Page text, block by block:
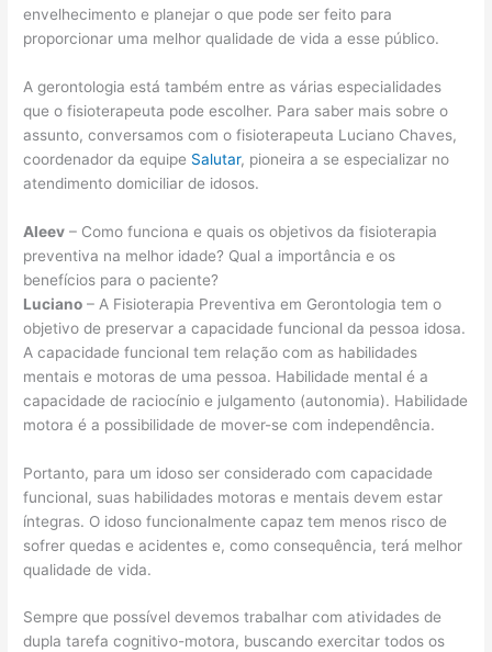
envelhecimento e planejar o que pode ser feito para
proporcionar uma melhor qualidade de vida a esse público.
A gerontologia está também entre as várias especialidades
que o fisioterapeuta pode escolher. Para saber mais sobre o
assunto, conversamos com o fisioterapeuta Luciano Chaves,
coordenador da equipe Salutar, pioneira a se especializar no
atendimento domiciliar de idosos.
Aleev – Como funciona e quais os objetivos da fisioterapia
preventiva na melhor idade? Qual a importância e os
benefícios para o paciente?
Luciano – A Fisioterapia Preventiva em Gerontologia tem o
objetivo de preservar a capacidade funcional da pessoa idosa.
A capacidade funcional tem relação com as habilidades
mentais e motoras de uma pessoa. Habilidade mental é a
capacidade de raciocínio e julgamento (autonomia). Habilidade
motora é a possibilidade de mover-se com independência.
Portanto, para um idoso ser considerado com capacidade
funcional, suas habilidades motoras e mentais devem estar
íntegras. O idoso funcionalmente capaz tem menos risco de
sofrer quedas e acidentes e, como consequência, terá melhor
qualidade de vida.
Sempre que possível devemos trabalhar com atividades de
dupla tarefa cognitivo-motora, buscando exercitar todos os